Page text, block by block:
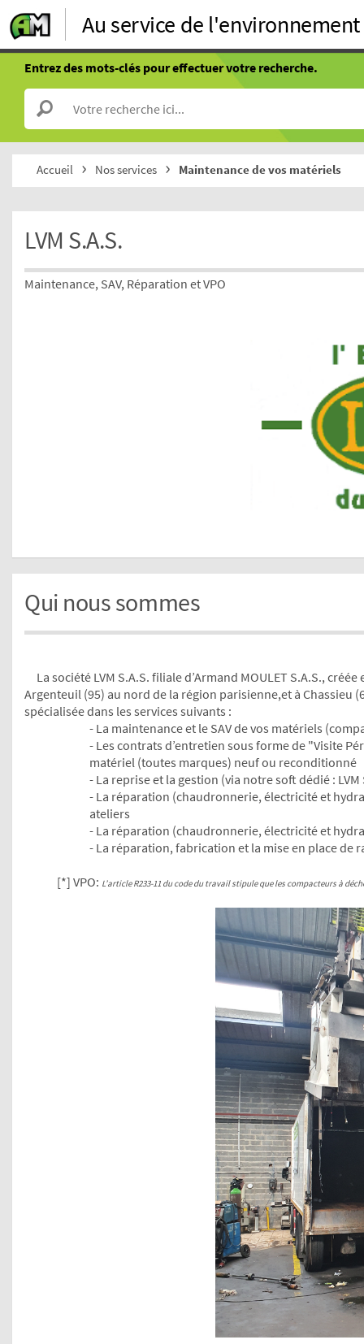
Au service de l'environnement
Entrez des mots-clés pour effectuer votre recherche.
Accueil Nos services Maintenance de vos matériels
LVM S.A.S.
Maintenance, SAV, Réparation et VPO
Qui nous sommes
La société LVM S.A.S. filiale d’Armand MOULET S.A.S.,
Argenteuil (95) au nord de la région parisienne,et à Chassieu
spécialisée dans les services suivants :
- La maintenance et le SAV de vos matériels
- Les contrats d’entretien sous forme de "Visite
matériel (toutes marques) neuf ou reconditionné
- La reprise et la gestion (via notre soft dédié :
- La réparation (chaudronnerie, électricité et
ateliers
- La réparation (chaudronnerie, électricité et
- La réparation, fabrication et la mise en place de
[*] VPO: L’article R233-11 du code du travail stipule que les compacteurs à